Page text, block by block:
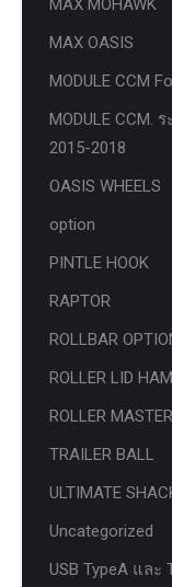
MAX MOHAWK
MAX OASIS
MODULE CCM
MODULE CCM.
2015-2018
OASIS WHEELS
option
PINTLE HOOK
RAPTOR
ROLLBAR
ROLLER LID
ROLLER MASTER
TRAILER BALL
ULTIMATE
Uncategorized
USB TypeA และ